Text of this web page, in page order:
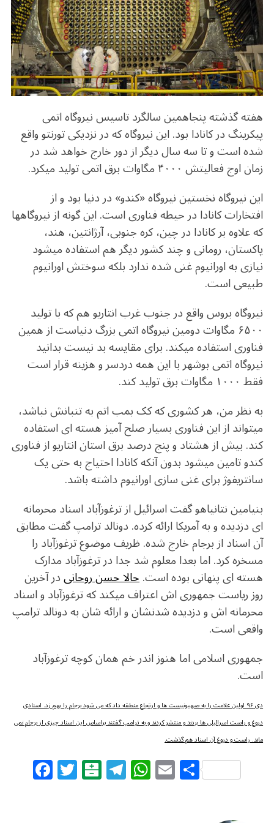
o
k p
هفته گذشته پنجاهمین سالگرد تاسیس نیروگاه اتمی
پیکرینگ در کانادا بود. این نیروگاه که در نزدیکی تورنتو واقع
شده است و تا سه سال دیگر از دور خارج خواهد شد در
زمان اوج فعالیتش ۴۰۰۰ مگاوات برق اتمی تولید میکرد.
این نیروگاه نخستین نیروگاه «کندو» در دنیا بود و از
افتخارات کانادا در حیطه فناوری است. این گونه از نیروگاهها
که علاوه بر کانادا در چین، کره جنوبی، آرژانتین، هند،
پاکستان، رومانی و چند کشور دیگر هم استفاده میشود
نیازی به اورانیوم غنی شده ندارد بلکه سوختش اورانیوم
طبیعی است.
نیروگاه بروس واقع در جنوب غرب انتاریو هم که با تولید
۶۵۰۰ مگاوات دومین نیروگاه اتمی بزرگ دنیاست از همین
فناوری استفاده میکند. برای مقایسه بد نیست بدانید
نیروگاه اتمی بوشهر با این همه دردسر و هزینه قرار است
فقط ۱۰۰۰ مگاوات برق تولید کند.
به نظر من، هر کشوری که کک بمب اتم به تنبانش نباشد،
میتواند از این فناوری بسیار صلح آمیز هسته ای استفاده
کند. بیش از هشتاد و پنج درصد برق استان انتاریو از فناوری
کندو تامین میشود بدون آنکه کانادا احتیاج به حتی یک
سانتریفوژ برای غنی سازی اورانیوم داشته باشد.
بنیامین نتانیاهو گفت اسرائیل از ترغوزآباد اسناد محرمانه
ای دزدیده و به آمریکا ارائه کرده. دونالد ترامپ گفت مطابق
آن اسناد از برجام خارج شده. ظریف موضوع ترغوزآباد را
مسخره کرد. اما بعدا معلوم شد جدا در ترغوزآباد مدارک
هسته ای پنهانی بوده است.حالا حسن روحانیدر آخرین
روز ریاست جمهوری اش اعتراف میکند که ترغوزآباد و اسناد
محرمانه اش و دزدیده شدنشان و ارائه شان به دونالد ترامپ
واقعی است.
جمهوری اسلامی اما هنوز اندر خم همان کوچه ترغوزآباد
است.
دی ۹۶ اولین علامت را به صهیونیست ها و ارتجاع منطقه داد که می شود برجام را بهم زد. اسنادی
دروغ و راست اسرائیلی ها بردند و منتشر کردند و به ترامپ گفتند براساس این اسناد چیزی از برجام نمی
ماند. راست و دروغ آن اسناد هم گذشت.
F
a T
w B
al T
el W
h E
m S
h